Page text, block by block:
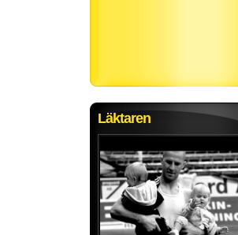
Läktaren